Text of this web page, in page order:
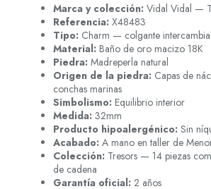
Marca y colección: Vidal Vidal —
Referencia: X48483
Tipo: Charm — colgante
Material: Baño de oro macizo 18K
Piedra: Madreperla natural
Origen de la piedra: Capas de
conchas marinas
Simbolismo: Equilibrio interior
Medida: 32mm
Producto hipoalergénico: Sin
Acabado: A mano en taller de
Colección: Tresors — 14 piezas
de cadena
Garantía oficial: 2 años